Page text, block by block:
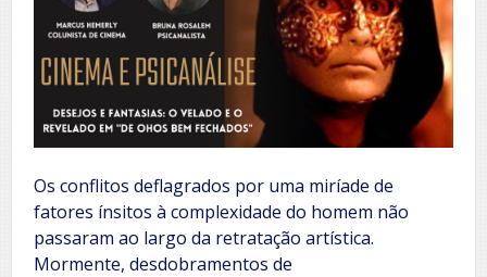
Os conflitos deflagrados por uma miríade de
fatores ínsitos à complexidade do homem não
passaram ao largo da retratação artística.
Mormente, desdobramentos de